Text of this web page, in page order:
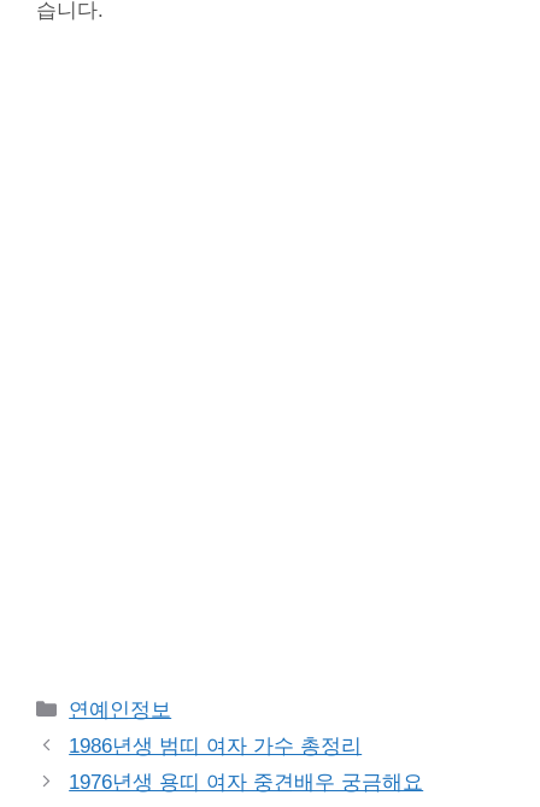
습니다.
Categories
연예인정보
1986년생 범띠 여자 가수 총정리
1976년생 용띠 여자 중견배우 궁금해요